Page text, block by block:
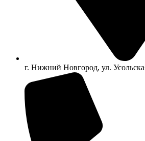
г. Нижний Новгород, ул.